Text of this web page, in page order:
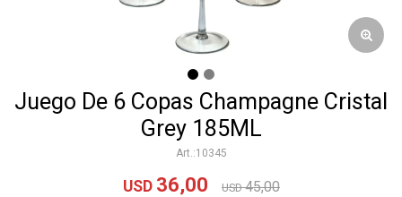
Juego De 6 Copas Champagne Cristal
Grey 185ML
10345
USD 36,00 USD 45,00